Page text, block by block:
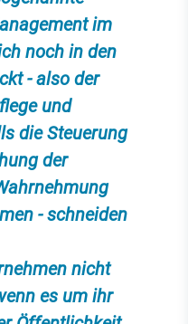
im
noch in den
- also der
und
die Steuerung
der
- schneiden
nicht
es um ihr